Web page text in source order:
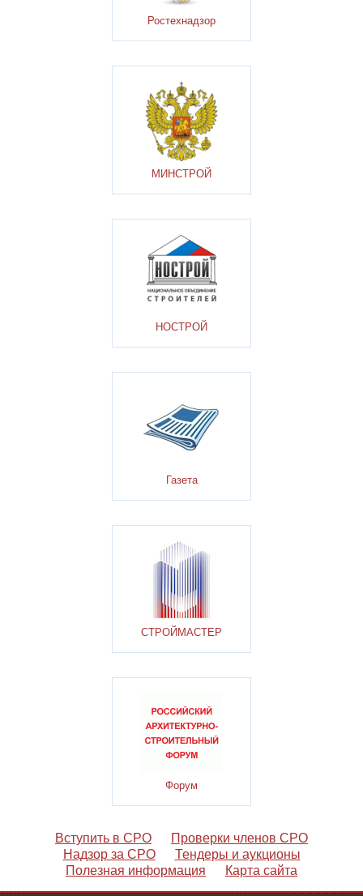
Ростехнадзор
МИНСТРОЙ
НОСТРОЙ
Газета
СТРОЙМАСТЕР
Форум
Вступить в СРО
Проверки членов СРО
Надзор за СРО
Тендеры и аукционы
Полезная информация
Карта сайта